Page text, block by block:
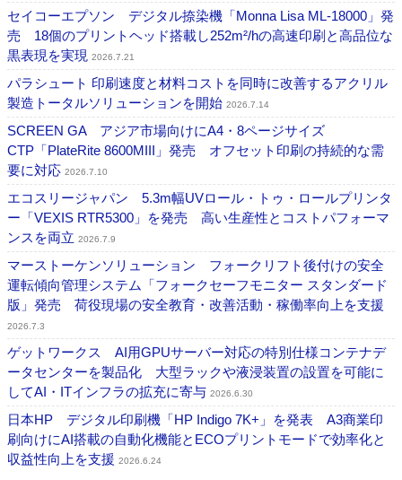
セイコーエプソン デジタル捺染機「Monna Lisa ML-18000」発
売 18個のプリントヘッド搭載し252m²/hの高速印刷と高品位な
黒表現を実現 2026.7.21
パラシュート 印刷速度と材料コストを同時に改善するアクリル
製造トータルソリューションを開始 2026.7.14
SCREEN GA アジア市場向けにA4・8ページサイズ
CTP「PlateRite 8600MIII」発売 オフセット印刷の持続的な需
要に対応 2026.7.10
エコスリージャパン 5.3m幅UVロール・トゥ・ロールプリンタ
ー「VEXIS RTR5300」を発売 高い生産性とコストパフォーマ
ンスを両立 2026.7.9
マーストーケンソリューション フォークリフト後付けの安全
運転傾向管理システム「フォークセーフモニター スタンダード
版」発売 荷役現場の安全教育・改善活動・稼働率向上を支援
2026.7.3
ゲットワークス AI用GPUサーバー対応の特別仕様コンテナデ
ータセンターを製品化 大型ラックや液浸装置の設置を可能に
してAI・ITインフラの拡充に寄与 2026.6.30
日本HP デジタル印刷機「HP Indigo 7K+」を発表 A3商業印
刷向けにAI搭載の自動化機能とECOプリントモードで効率化と
収益性向上を支援 2026.6.24